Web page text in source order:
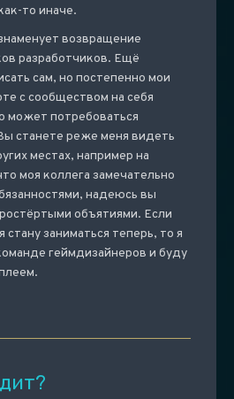
то иначе.
возвращение
разработчиков. Ещё
сам, но постепенно мои
с сообществом на себя
может потребоваться
станете реже меня видеть
местах, например на
моя коллега замечательно
надеюсь вы
объятиями. Если
заниматься теперь, то я
геймдизайнеров и буду